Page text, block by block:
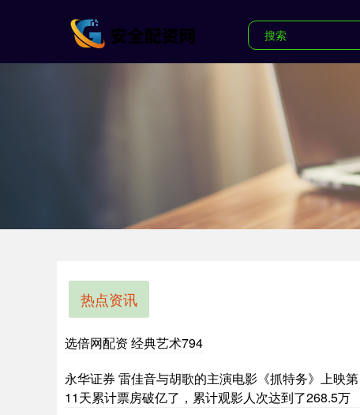
热点资讯
选倍网配资 经典艺术794
永华证券 雷佳音与胡歌的主演电影《抓特务》上映第
11天累计票房破亿了，累计观影人次达到了268.5万